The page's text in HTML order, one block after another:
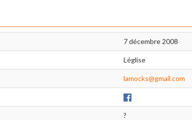
7 décembre 2008
Léglise
lamocks@gmail.com
?